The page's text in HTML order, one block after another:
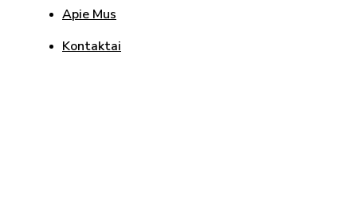
Apie Mus
Kontaktai